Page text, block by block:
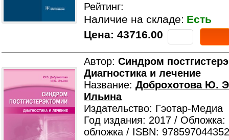
Рейтинг:
Наличие на складе: Есть
Цена: 43716.00
Автор: Синдром
Диагностика и лечение
Название: Доброхотова Ю.
Ильина
Издательство: Гэотар-Медиа
Год издания: 2017 / Обложка:
обложка / ISBN: